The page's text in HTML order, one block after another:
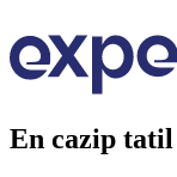
En cazip